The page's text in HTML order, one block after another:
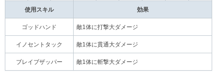
使用スキル 効果
ゴッドハンド 敵1体に打撃大ダメージ
イノセントタック 敵1体に貫通大ダメージ
ブレイブザッパー 敵1体に斬撃大ダメージ